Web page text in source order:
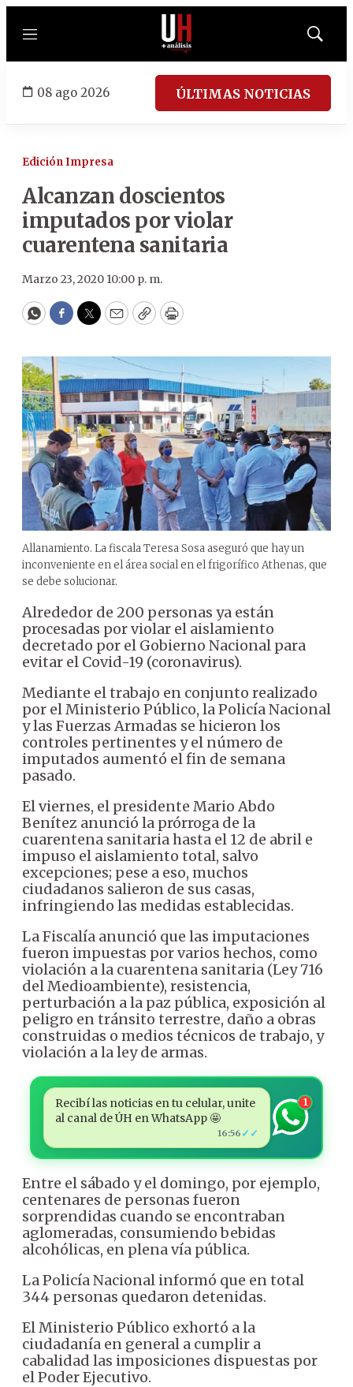
Menú
Mostrar
08 ago 2026 ÚLTIMAS NOTICIAS
Edición Impresa
Alcanzan doscientos
imputados por violar
cuarentena sanitaria
Marzo 23, 2020 10:00 p. m.
WhatsApp
Facebook
Twitter
EmailCopyPrint
Allanamiento. La fiscala Teresa Sosa aseguró que hay un
inconveniente en el área social en el frigorífico Athenas, que
se debe solucionar.
Alrededor de 200 personas ya están
procesadas por violar el aislamiento
decretado por el Gobierno Nacional para
evitar el Covid-19 (coronavirus).
Mediante el trabajo en conjunto realizado
por el Ministerio Público, la Policía Nacional
y las Fuerzas Armadas se hicieron los
controles pertinentes y el número de
imputados aumentó el fin de semana
pasado.
El viernes, el presidente Mario Abdo
Benítez anunció la prórroga de la
cuarentena sanitaria hasta el 12 de abril e
impuso el aislamiento total, salvo
excepciones; pese a eso, muchos
ciudadanos salieron de sus casas,
infringiendo las medidas establecidas.
La Fiscalía anunció que las imputaciones
fueron impuestas por varios hechos, como
violación a la cuarentena sanitaria (Ley 716
del Medioambiente), resistencia,
perturbación a la paz pública, exposición al
peligro en tránsito terrestre, daño a obras
construidas o medios técnicos de trabajo, y
violación a la ley de armas.
Recibí las noticias en tu celular, unite
al canal de ÚH en WhatsApp 🤩
16:56 ✓✓
1
Entre el sábado y el domingo, por ejemplo,
centenares de personas fueron
sorprendidas cuando se encontraban
aglomeradas, consumiendo bebidas
alcohólicas, en plena vía pública.
La Policía Nacional informó que en total
344 personas quedaron detenidas.
El Ministerio Público exhortó a la
ciudadanía en general a cumplir a
cabalidad las imposiciones dispuestas por
el Poder Ejecutivo.